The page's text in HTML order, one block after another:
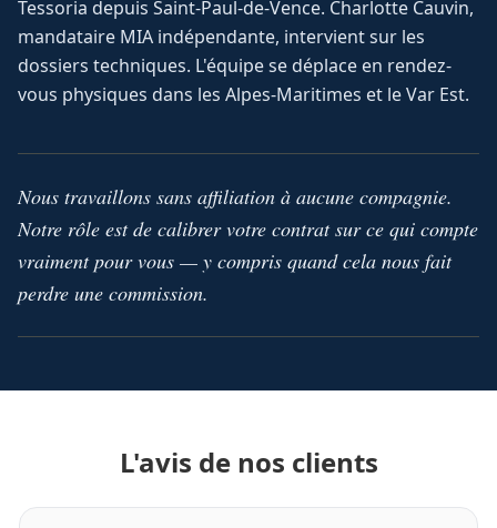
Tessoria depuis Saint-Paul-de-Vence. Charlotte Cauvin,
mandataire MIA indépendante, intervient sur les
dossiers techniques. L'équipe se déplace en rendez-
vous physiques dans les Alpes-Maritimes et le Var Est.
Nous travaillons sans affiliation à aucune compagnie.
Notre rôle est de calibrer votre contrat sur ce qui compte
vraiment pour vous — y compris quand cela nous fait
perdre une commission.
L'avis de nos clients